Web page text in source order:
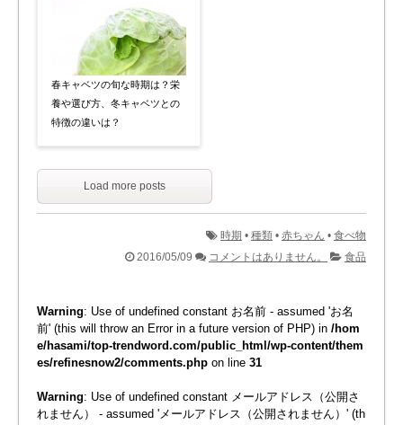
春キャベツの旬な時期は？栄
養や選び方、冬キャベツとの
特徴の違いは？
Load more posts
時期 • 種類 • 赤ちゃん • 食べ物
2016/05/09
コメントはありません。 食品
Warning: Use of undefined constant お名前 - assumed 'お名
前' (this will throw an Error in a future version of PHP) in /hom
e/hasami/top-trendword.com/public_html/wp-content/them
es/refinesnow2/comments.php on line 31
Warning: Use of undefined constant メールアドレス（公開さ
れません） - assumed 'メールアドレス（公開されません）' (th